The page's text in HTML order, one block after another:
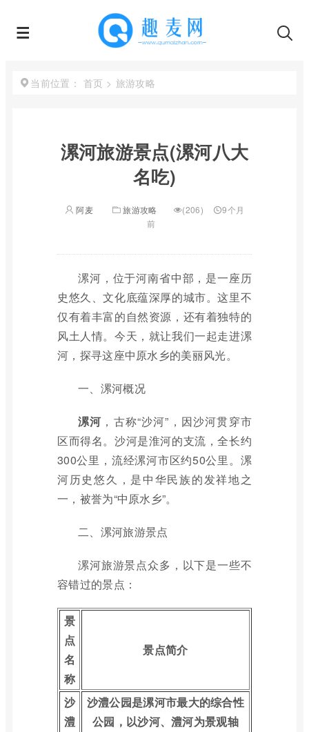
当前位置： 首页 > 旅游攻略
漯河旅游景点(漯河八大
名吃)
阿麦 旅游攻略 (206)
9个月
前
漯河，位于河南省中部，是一座历
史悠久、文化底蕴深厚的城市。这里不
仅有着丰富的自然资源，还有着独特的
风土人情。今天，就让我们一起走进漯
河，探寻这座中原水乡的美丽风光。
一、漯河概况
漯河 ，古称“沙河”，因沙河贯穿市
区而得名。沙河是淮河的支流，全长约
300公里，流经漯河市区约50公里。漯
河历史悠久，是中华民族的发祥地之
一，被誉为“中原水乡”。
二、漯河旅游景点
漯河旅游景点众多，以下是一些不
容错过的景点：
景
点
名
称
景点简介
沙
澧
沙澧公园是漯河市最大的综合性
公园，以沙河、澧河为景观轴